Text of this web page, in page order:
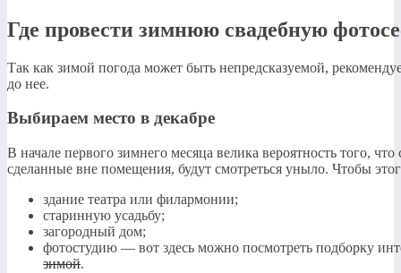
Где провести зимнюю свадебную
Так как зимой погода может быть непредсказуемой,
до нее.
Выбираем место в декабре
В начале первого зимнего месяца велика вероятность того,
сделанные вне помещения, будут смотреться уныло. Чтобы
здание театра или филармонии;
старинную усадьбу;
загородный дом;
фотостудию — вот здесь можно посмотреть подборку
зимой.